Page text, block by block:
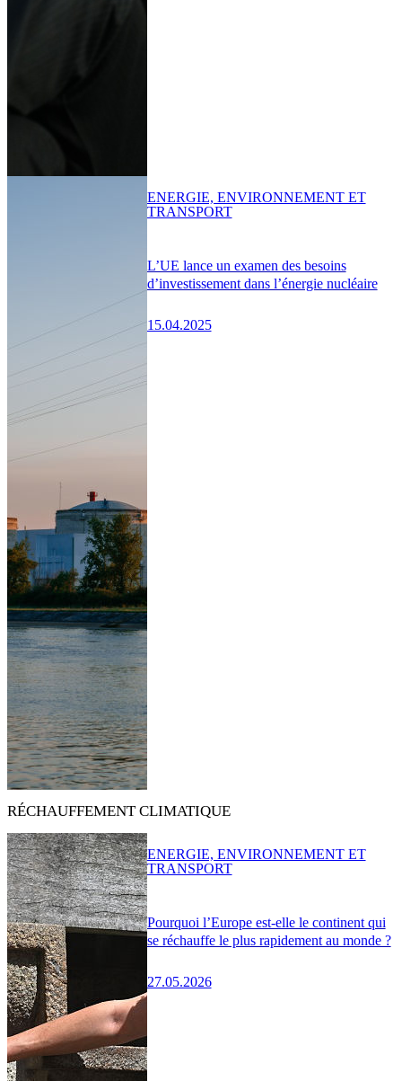
L’UE lance un examen des besoins
d’investissement dans l’énergie nucléaire
15.04.2025
ENERGIE, ENVIRONNEMENT ET
TRANSPORT
RÉCHAUFFEMENT CLIMATIQUE
Pourquoi l’Europe est-elle le continent qui
se réchauffe le plus rapidement au monde ?
27.05.2026
ENERGIE, ENVIRONNEMENT ET
TRANSPORT